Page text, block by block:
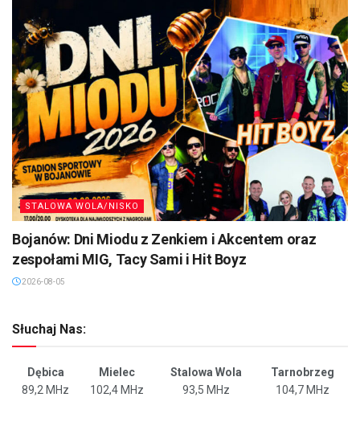
STALOWA WOLA/NISKO
Bojanów: Dni Miodu z Zenkiem i Akcentem oraz
zespołami MIG, Tacy Sami i Hit Boyz
2026-08-05
Słuchaj Nas:
Dębica Mielec Stalowa Wola
Tarnobrzeg
89,2 MHz
102,4 MHz 93,5 MHz 104,7 MHz